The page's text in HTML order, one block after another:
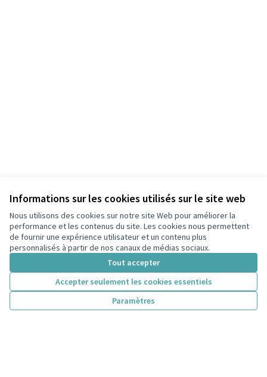
Informations sur les cookies utilisés sur le site web
Nous utilisons des cookies sur notre site Web pour améliorer la
performance et les contenus du site. Les cookies nous permettent
de fournir une expérience utilisateur et un contenu plus
personnalisés à partir de nos canaux de médias sociaux.
Tout accepter
Accepter seulement les cookies essentiels
Paramètres